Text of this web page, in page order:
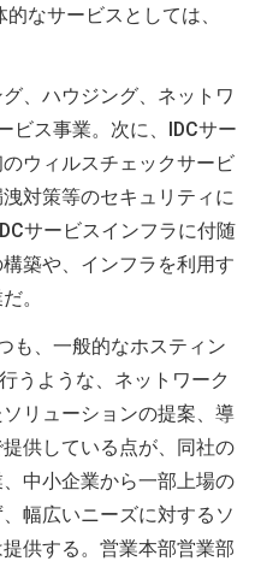
なサービスとしては、
、ハウジング、ネットワ
ビス事業。次に、IDCサー
ウィルスチェックサービ
対策等のセキュリティに
サービスインフラに付随
築や、インフラを利用す
。
も、一般的なホスティン
うような、ネットワーク
リューションの提案、導
供している点が、同社の
中小企業から一部上場の
幅広いニーズに対するソ
供する。営業本部営業部